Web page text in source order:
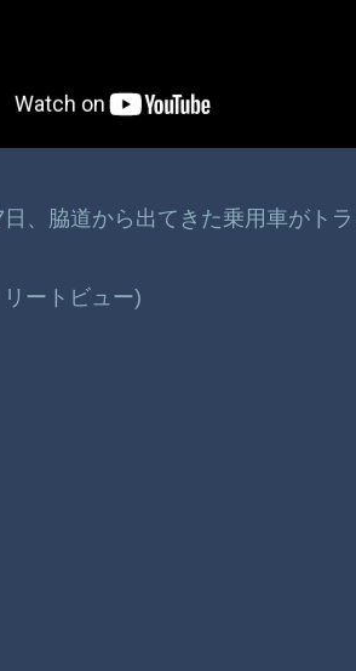
、脇道から出てきた乗用車がト
ートビュー)